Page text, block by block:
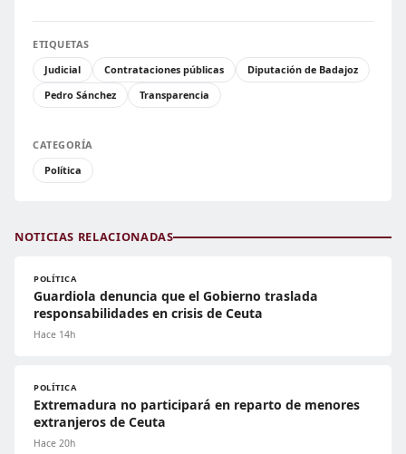
ETIQUETAS
Judicial
Contrataciones públicas
Diputación de Badajoz
Pedro Sánchez
Transparencia
CATEGORÍA
Política
NOTICIAS RELACIONADAS
POLÍTICA
Guardiola denuncia que el Gobierno traslada
responsabilidades en crisis de Ceuta
Hace 14h
POLÍTICA
Extremadura no participará en reparto de menores
extranjeros de Ceuta
Hace 20h